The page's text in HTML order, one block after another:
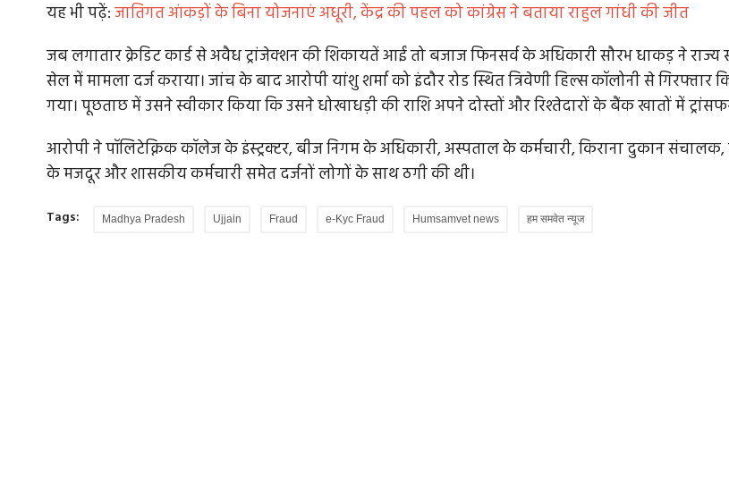
यह भी पढ़ें:जातिगत आंकड़ों के बिना योजनाएं अधूरी, केंद्र की पहल को कांग्रेस ने बताया राहुल गांधी की जीत
जब लगातार क्रेडिट कार्ड से अवैध ट्रांजेक्शन की शिकायतें आईं तो बजाज फिनसर्व के अधिकारी सौरभ धाकड़ ने राज्य
सेल में मामला दर्ज कराया। जांच के बाद आरोपी यांशु शर्मा को इंदौर रोड स्थित त्रिवेणी हिल्स कॉलोनी से गिरफ्तार
गया। पूछताछ में उसने स्वीकार किया कि उसने धोखाधड़ी की राशि अपने दोस्तों और रिश्तेदारों के बैंक खातों में
आरोपी ने पॉलिटेक्निक कॉलेज के इंस्ट्रक्टर, बीज निगम के अधिकारी, अस्पताल के कर्मचारी, किराना दुकान संचालक,
के मजदूर और शासकीय कर्मचारी समेत दर्जनों लोगों के साथ ठगी की थी।
Tags: Madhya Pradesh Ujjain Fraud e-Kyc Fraud Humsamvet news हम समवेत न्यूज